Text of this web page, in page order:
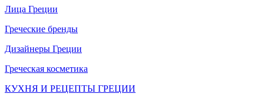
Лица Греции
Греческие бренды
Дизайнеры Греции
Греческая косметика
КУХНЯ И РЕЦЕПТЫ ГРЕЦИИ